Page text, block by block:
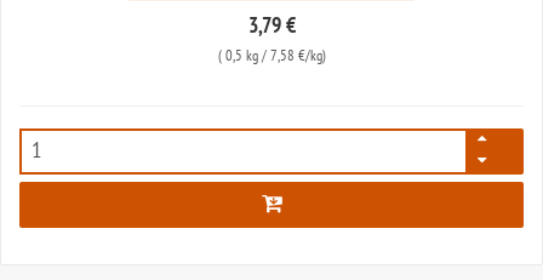
3,79 €
( 0,5 kg/ 7,58 €/kg)
105